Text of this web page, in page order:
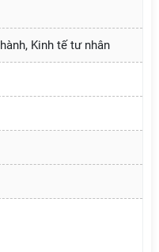
Kinh tế tư nhân